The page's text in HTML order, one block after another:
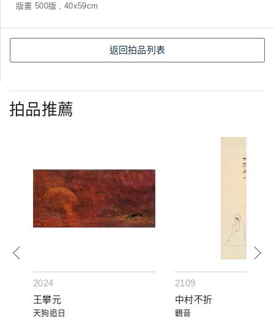
版畫 500版 , 40x59cm
返回拍品列表
拍品推薦
2024
王攀元
天狗追日
2109
中村不折
觀音